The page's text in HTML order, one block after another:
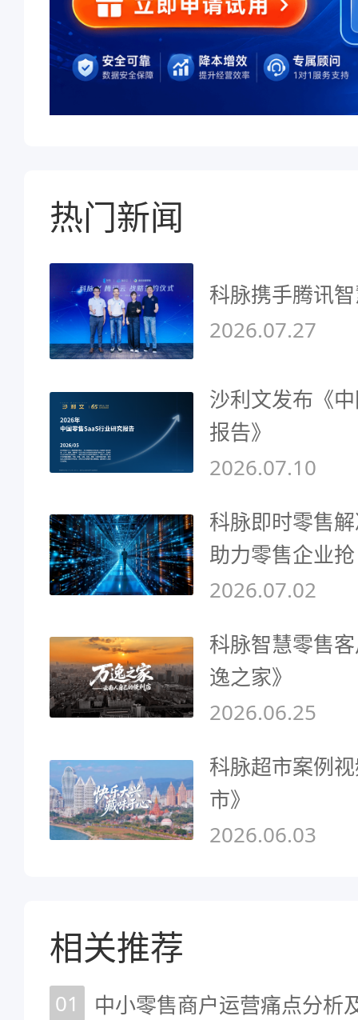
热门新闻
科脉携手腾讯
2026.07.27
沙利文发布《
报告》
2026.07.10
科脉即时零售
助力零售企业
2026.07.02
科脉智慧零售
逸之家》
2026.06.25
科脉超市案例
市》
2026.06.03
相关推荐
01
中小零售商户运营痛点分析